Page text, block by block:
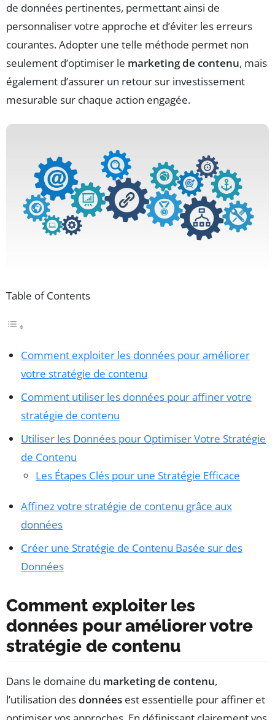
de données pertinentes, permettant ainsi de
personnaliser votre approche et d’éviter les erreurs
courantes. Adopter une telle méthode permet non
seulement d’optimiser le marketing de contenu, mais
également d’assurer un retour sur investissement
mesurable sur chaque action engagée.
Table of Contents
Comment exploiter les données pour améliorer
votre stratégie de contenu
Comment utiliser les données pour affiner votre
stratégie de contenu
Utiliser les Données pour Optimiser Votre Stratégie
de Contenu
Les Étapes Clés pour une Stratégie Efficace
Affinez votre stratégie de contenu grâce aux
données
Créer une Stratégie de Contenu Basée sur des
Données
Comment exploiter les
données pour améliorer votre
stratégie de contenu
Dans le domaine du marketing de contenu,
l’utilisation desdonnées est essentielle pour affiner et